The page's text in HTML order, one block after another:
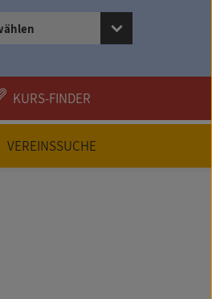
KURS-FINDER
VEREINSSUCHE